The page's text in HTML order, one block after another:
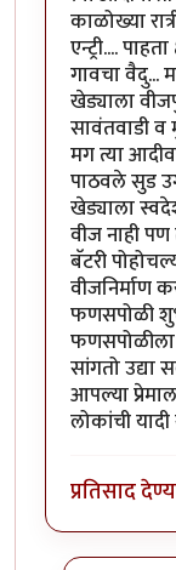
काळोख्या
एन्ट्री....
गावचा वैदु...
खेड्याला
सावंतवाडी व
मग त्या
पाठवले सुड
खेड्याला
वीज नाही
बॅटरी
वीजनिर्माण
फणसपोळी
फणसपोळीला
सांगतो उद्या
आपल्या
लोकांची
प्रतिसाद